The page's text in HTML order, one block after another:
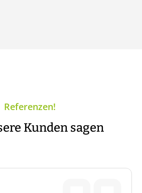
Referenzen!
Kunden sagen